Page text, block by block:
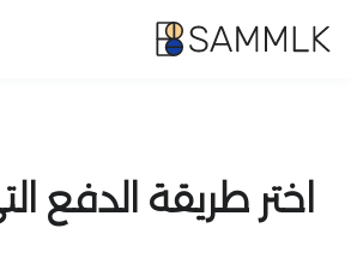
اختر طريقة الدفع